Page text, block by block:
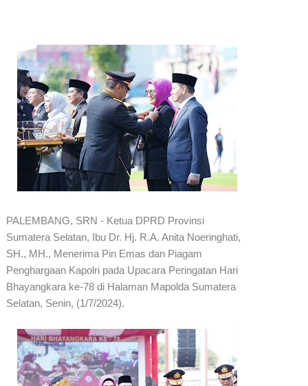
PALEMBANG, SRN - Ketua DPRD Provinsi
Sumatera Selatan, Ibu Dr. Hj. R.A. Anita Noeringhati,
SH., MH., Menerima Pin Emas dan Piagam
Penghargaan Kapolri pada Upacara Peringatan Hari
Bhayangkara ke-78 di Halaman Mapolda Sumatera
Selatan, Senin, (1/7/2024).